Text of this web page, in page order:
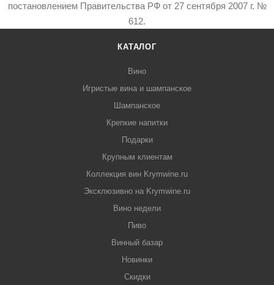
постановлением Правительства РФ от 27 сентября 2007 г. №
612.
КАТАЛОГ
Вино
Игристые вина и шампанское
Шампанское
Крепкие напитки
Подарки
Крупным клиентам
Коллекция вин Krymwine.ru
Эксклюзивно на Krymwine.ru
Вино недели
Пиво
Винный базар
Новинки
Скидки